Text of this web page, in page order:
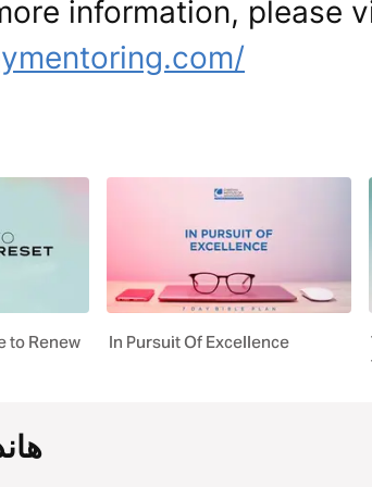
information, please
to Renew
In Pursuit Of Excellence